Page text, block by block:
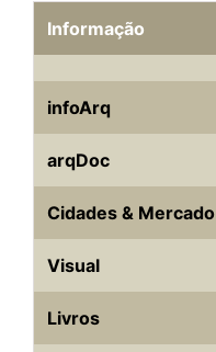
Informação
infoArq
arqDoc
Cidades & Mercado
Visual
Livros